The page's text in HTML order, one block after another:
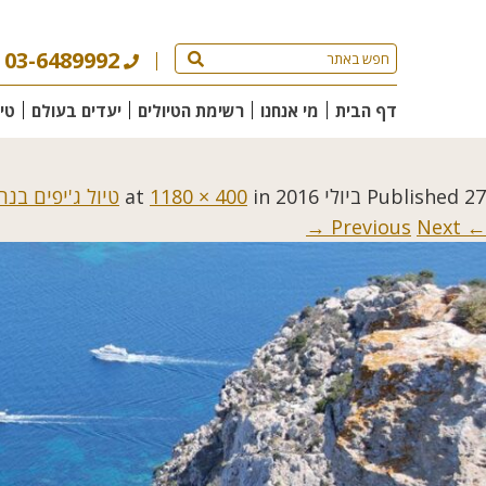
03-6489992
דף הבית מי אנחנו רשימת הטיולים יעדים בעולם
Published 27 ביולי 2016 1180 × 400 in
טיול ג'יפים
← Previous
Next →